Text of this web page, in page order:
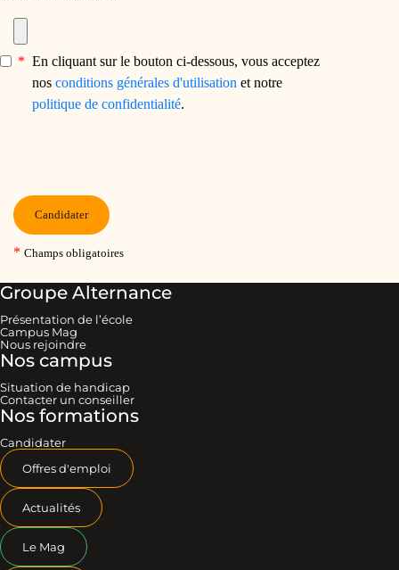
Groupe Alternance
Présentation de l’école
Campus Mag
Nous rejoindre
Nos campus
Situation de handicap
Contacter un conseiller
Nos formations
Candidater
Offres d'emploi
Actualités
Le Mag